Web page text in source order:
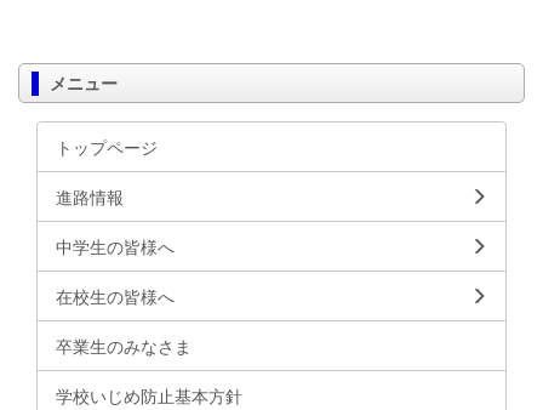
メニュー
トップページ
進路情報
中学生の皆様へ
在校生の皆様へ
卒業生のみなさま
学校いじめ防止基本方針